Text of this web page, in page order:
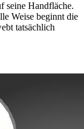
seine Handfläche.
Weise beginnt die
tatsächlich